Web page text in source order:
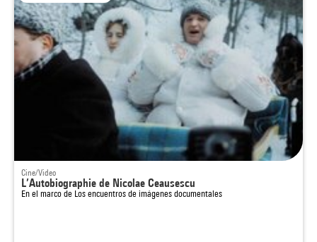
Cine/Video
L’Autobiographie de Nicolae Ceausescu
En el marco de Los encuentros de imágenes documentales